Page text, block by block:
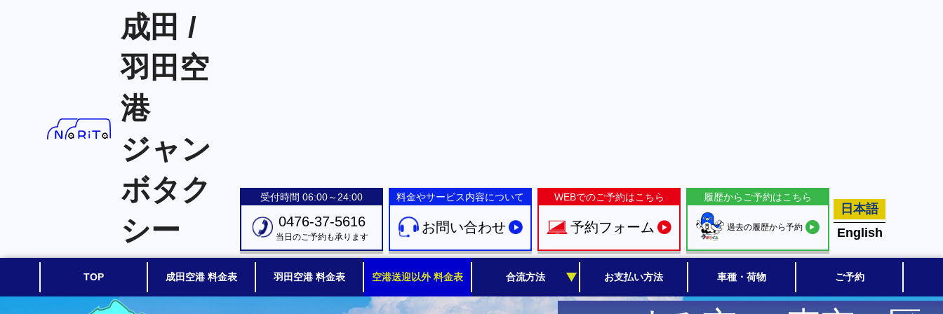
成田 /
羽田空
港
ジャン
ボタク
シー
受付時間 06:00～24:00
0476-37-5616
当日のご予約も承ります
料金やサービス内容について
お問い合わせ
WEBでのご予約はこちら
予約フォーム
履歴からご予約はこちら
過去の履歴から予約
日本語
English
TOP 成田空港 料金表 羽田空港 料金表 空港送迎以外 料金表 合流方法 お支払い方法 車種・荷物 ご予約